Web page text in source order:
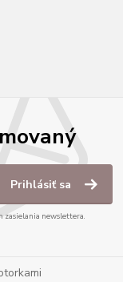
Prihlásiť sa
zasielania newslettera.